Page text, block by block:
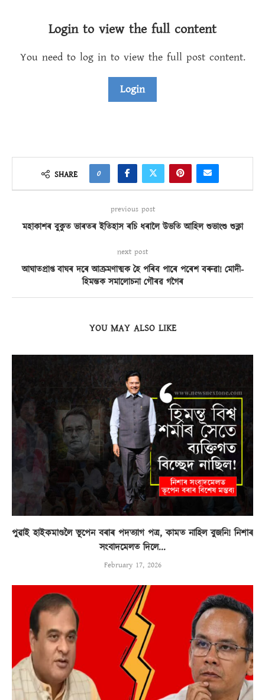
Login to view the full content
You need to log in to view the full post content.
Login
SHARE 0
previous post
মহাকাশৰ বুকুত ভাৰতৰ ইতিহাস ৰচি ধৰালৈ উভতি আহিল শুভাংশু শুক্লা
next post
আঘাতপ্ৰাপ্ত বাঘৰ দৰে আক্ৰমণাত্মক হৈ পৰিব পাৰে পৰেশ বৰুৱা! মোদী-
হিমন্তক সমালোচনা গৌৰৱ গগৈৰ
YOU MAY ALSO LIKE
পুৱাই হাইকমাণ্ডলৈ ভূপেন বৰাৰ পদত্যাগ পত্ৰ, কামত নাহিল বুজনি! নিশাৰ
সংবাদমেলত দিলে...
February 17, 2026